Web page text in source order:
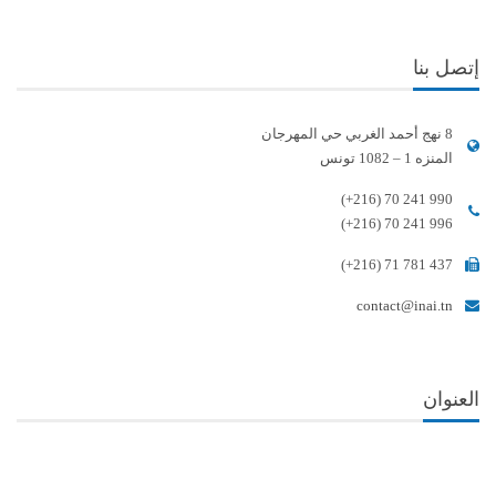
إتصل بنا
8 نهج أحمد الغربي حي المهرجان
المنزه 1 – 1082 تونس
(+216) 70 241 990
(+216) 70 241 996
(+216) 71 781 437
contact@inai.tn
العنوان